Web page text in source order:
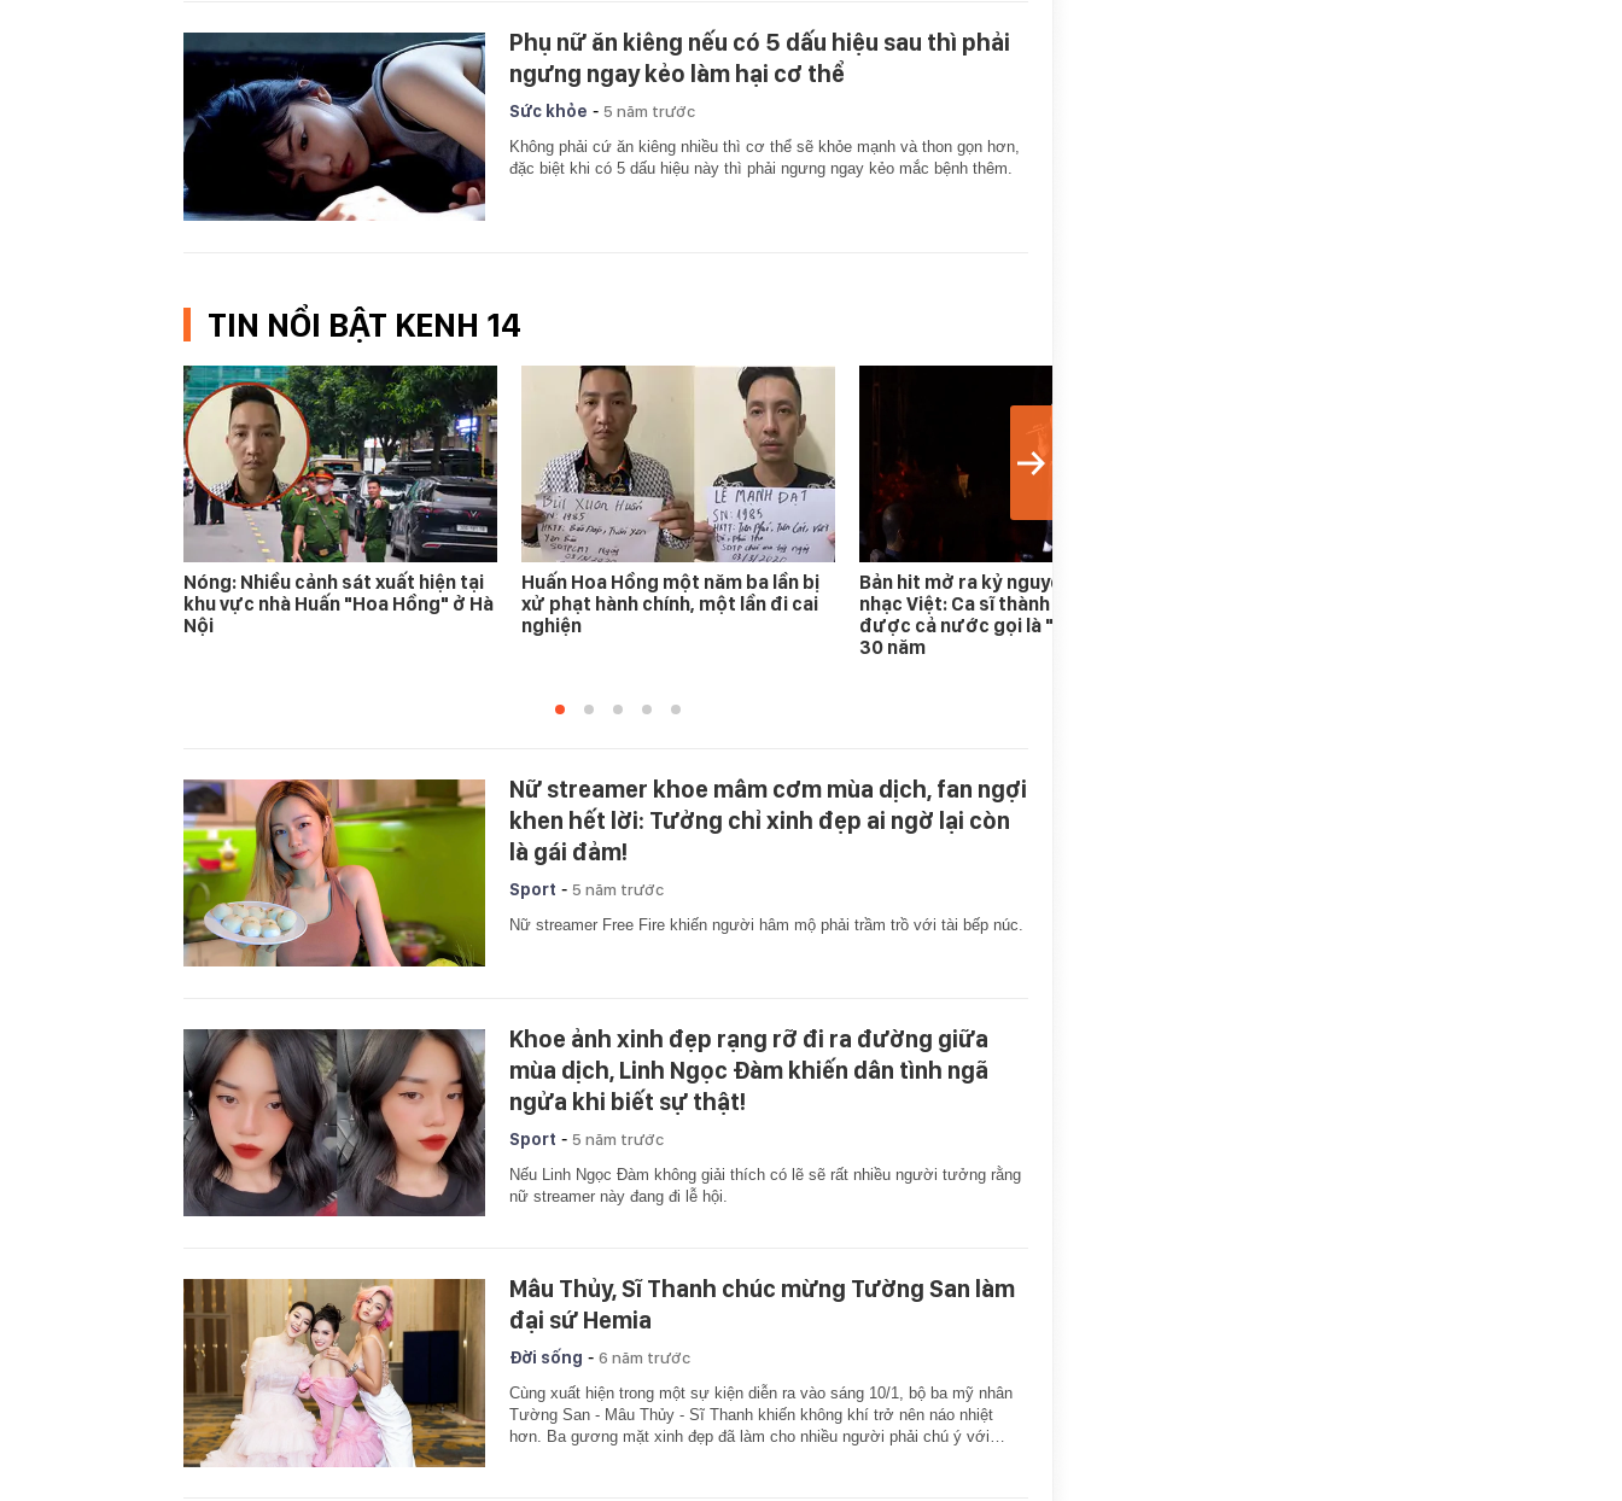
Phụ nữ ăn kiêng nếu có 5 dấu hiệu sau thì phải
ngưng ngay kẻo làm hại cơ thể
Sức khỏe - 5 năm trước
Không phải cứ ăn kiêng nhiều thì cơ thể sẽ khỏe mạnh và thon gọn hơn,
đặc biệt khi có 5 dấu hiệu này thì phải ngưng ngay kẻo mắc bệnh thêm.
TIN NỔI BẬT KENH 14
Nóng: Nhiều cảnh sát xuất hiện tại
khu vực nhà Huấn "Hoa Hồng" ở Hà
Nội
Huấn Hoa Hồng một năm ba lần bị
xử phạt hành chính, một lần đi cai
nghiện
Bản hit mở ra kỷ nguyên mới của
nhạc Việt: Ca sĩ thành hiện tượng
được cả nước gọi là "Anh Hai" gần
30 năm
Nữ streamer khoe mâm cơm mùa dịch, fan ngợi
khen hết lời: Tưởng chỉ xinh đẹp ai ngờ lại còn
là gái đảm!
Sport - 5 năm trước
Nữ streamer Free Fire khiến người hâm mộ phải trầm trồ với tài bếp núc.
Khoe ảnh xinh đẹp rạng rỡ đi ra đường giữa
mùa dịch, Linh Ngọc Đàm khiến dân tình ngã
ngửa khi biết sự thật!
Sport - 5 năm trước
Nếu Linh Ngọc Đàm không giải thích có lẽ sẽ rất nhiều người tưởng rằng
nữ streamer này đang đi lễ hội.
Mâu Thủy, Sĩ Thanh chúc mừng Tường San làm
đại sứ Hemia
Đời sống - 6 năm trước
Cùng xuất hiện trong một sự kiện diễn ra vào sáng 10/1, bộ ba mỹ nhân
Tường San - Mâu Thủy - Sĩ Thanh khiến không khí trở nên náo nhiệt
hơn. Ba gương mặt xinh đẹp đã làm cho nhiều người phải chú ý với…